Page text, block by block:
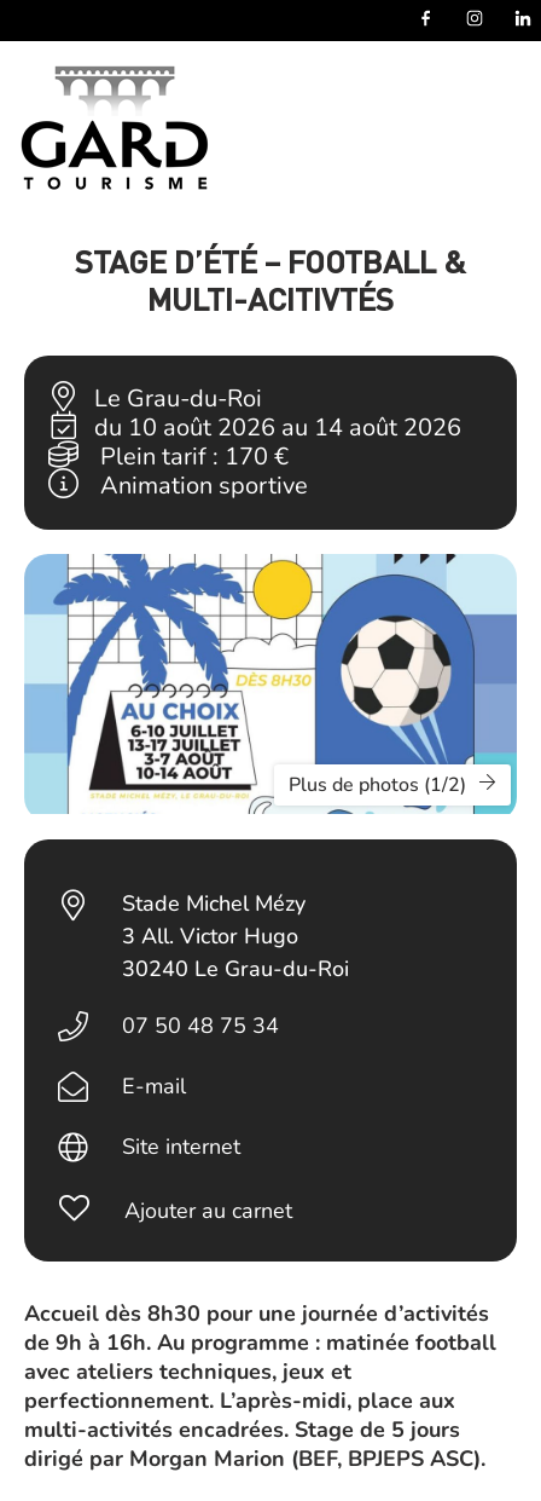
STAGE D’ÉTÉ – FOOTBALL &
MULTI-ACITIVTÉS
Le Grau-du-Roi
du 10 août 2026 au 14 août 2026
Plein tarif : 170 €
Animation sportive
Plus de photos (1/2)
Accueil dès 8h30 pour une journée d’activités
de 9h à 16h. Au programme : matinée football
avec ateliers techniques, jeux et
perfectionnement. L’après-midi, place aux
multi-activités encadrées. Stage de 5 jours
dirigé par Morgan Marion (BEF, BPJEPS ASC).
Stade Michel Mézy
3 All. Victor Hugo
30240 Le Grau-du-Roi
07 50 48 75 34
E-mail
Site internet
Ajouter au carnet